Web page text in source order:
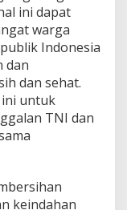
ini dapat
warga
Indonesia
dan
dan sehat.
untuk
TNI dan
keindahan